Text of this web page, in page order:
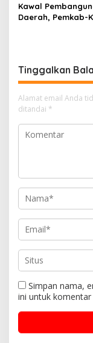
Kawal
Daerah, Pemkab-
Tinggalkan
Alamat email Anda
ditandai *
Simpan nama,
ini untuk komentar